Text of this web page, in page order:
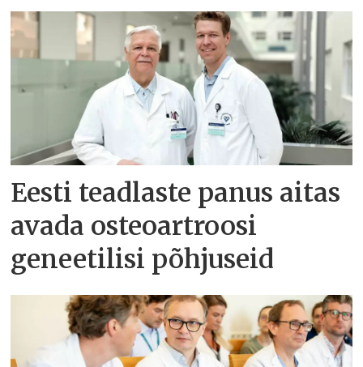
Eesti teadlaste panus aitas
avada osteoartroosi
geneetilisi põhjuseid